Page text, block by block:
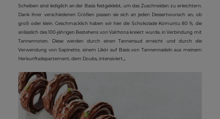
Scheiben sind lediglich an der Basis festgeklebt, um das Zuschneiden zu erleichtern.
Dank ihrer verschiedenen Größen passen sie sich an jeden Dessertwunsch an, ob
groß oder klein. Geschmacklich haben wir hier die Schokolade Komuntu 80 %, die
anlässlich des 100-jährigen Bestehens von Valrhona kreiert wurde, in Verbindung mit
Tannennoten. Diese werden durch einen Tannensud erreicht und durch die
Verwendung von Sapinette, einem Likör auf Basis von Tannennadeln aus meinem
Herkunftsdepartement, dem Doubs, intensiviert.„